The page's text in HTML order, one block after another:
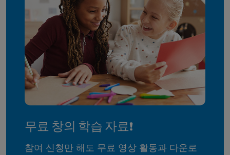
무료 창의 학습 자료!
참여 신청만 해도 무료 영상 활동과 다운로